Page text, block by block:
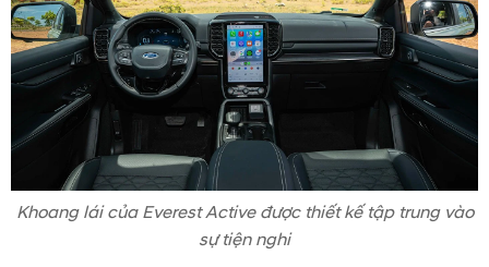
Khoang lái của Everest Active được thiết kế tập trung vào
sự tiện nghi